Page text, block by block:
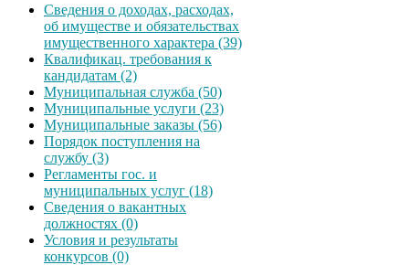
Сведения о доходах, расходах,
об имуществе и обязательствах
имущественного характера (39)
Квалификац. требования к
кандидатам (2)
Муниципальная служба (50)
Муниципальные услуги (23)
Муниципальные заказы (56)
Порядок поступления на
службу (3)
Регламенты гос. и
муниципальных услуг (18)
Сведения о вакантных
должностях (0)
Условия и результаты
конкурсов (0)